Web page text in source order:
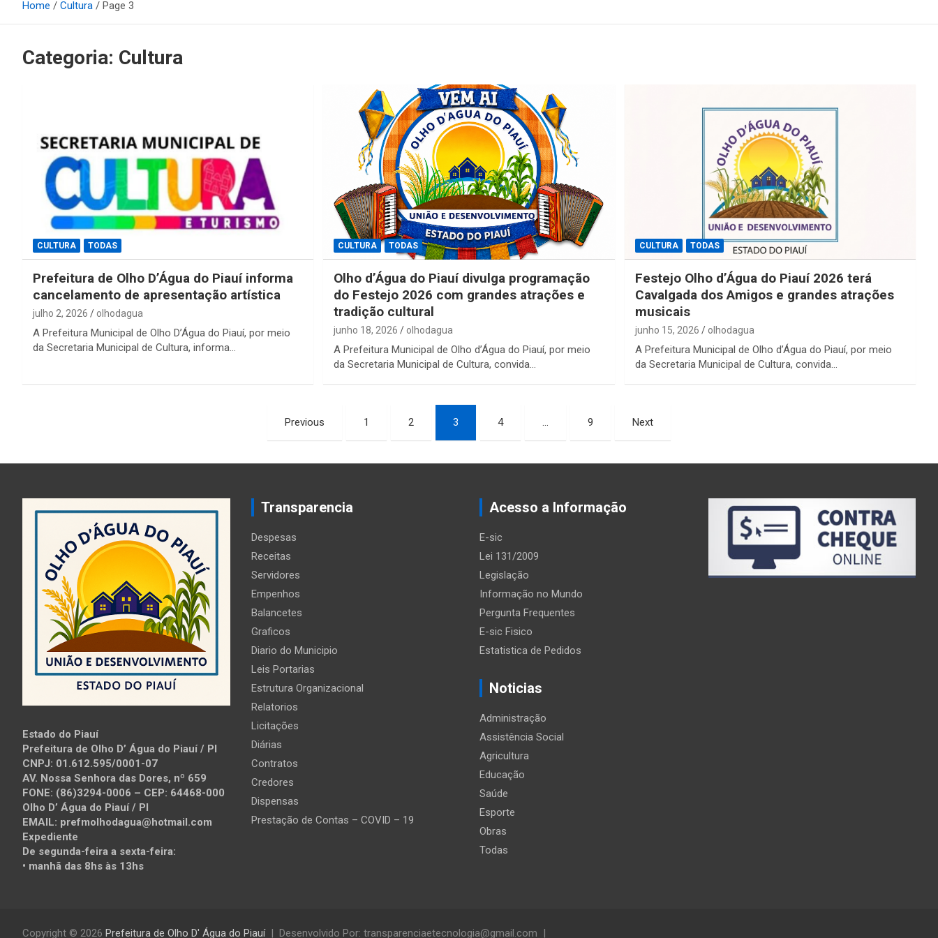
Home Cultura Page 3
Categoria: Cultura
CULTURA TODAS
Prefeitura de Olho D’Água do Piauí informa
cancelamento de apresentação artística
julho 2, 2026 olhodagua
A Prefeitura Municipal de Olho D’Água do Piauí, por meio
da Secretaria Municipal de Cultura, informa…
CULTURA TODAS
Olho d’Água do Piauí divulga programação
do Festejo 2026 com grandes atrações e
tradição cultural
junho 18, 2026 olhodagua
A Prefeitura Municipal de Olho d’Água do Piauí, por meio
da Secretaria Municipal de Cultura, convida…
CULTURA TODAS
Festejo Olho d’Água do Piauí 2026 terá
Cavalgada dos Amigos e grandes atrações
musicais
junho 15, 2026 olhodagua
A Prefeitura Municipal de Olho d’Água do Piauí, por meio
da Secretaria Municipal de Cultura, convida…
Previous 1 2 3 4 … 9 Next
Estado do Piauí
Prefeitura de Olho D’ Água do Piauí / PI
CNPJ: 01.612.595/0001-07
AV. Nossa Senhora das Dores, nº 659
FONE: (86)3294-0006 – CEP: 64468-000
Olho D’ Água do Piauí / PI
EMAIL: prefmolhodagua@hotmail.com
Expediente
De segunda-feira a sexta-feira:
• manhã das 8hs às 13hs
Transparencia
Despesas
Receitas
Servidores
Empenhos
Balancetes
Graficos
Diario do Municipio
Leis Portarias
Estrutura Organizacional
Relatorios
Licitações
Diárias
Contratos
Credores
Dispensas
Prestação de Contas – COVID – 19
Acesso a Informação
E-sic
Lei 131/2009
Legislação
Informação no Mundo
Pergunta Frequentes
E-sic Fisico
Estatistica de Pedidos
Noticias
Administração
Assistência Social
Agricultura
Educação
Saúde
Esporte
Obras
Todas
Copyright © 2026 Prefeitura de Olho D' Água do Piauí Desenvolvido Por: transparenciaetecnologia@gmail.com